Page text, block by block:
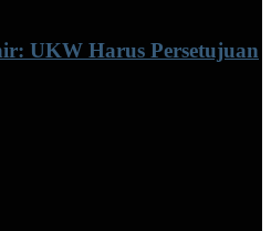
UKW Harus Persetujuan